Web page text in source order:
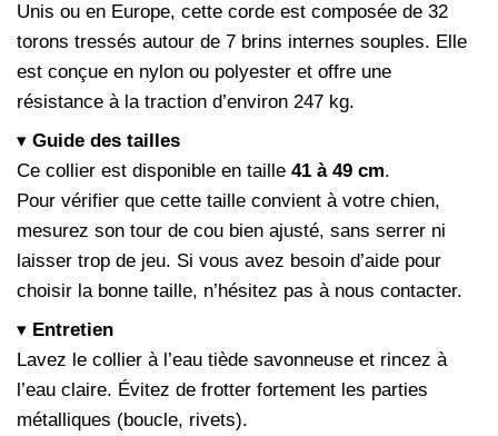
Unis ou en Europe, cette corde est composée de 32
torons tressés autour de 7 brins internes souples. Elle
est conçue en nylon ou polyester et offre une
résistance à la traction d’environ 247 kg.
▾ Guide des tailles
Ce collier est disponible en taille 41 à 49 cm.
Pour vérifier que cette taille convient à votre chien,
mesurez son tour de cou bien ajusté, sans serrer ni
laisser trop de jeu. Si vous avez besoin d’aide pour
choisir la bonne taille, n’hésitez pas à nous contacter.
▾ Entretien
Lavez le collier à l’eau tiède savonneuse et rincez à
l’eau claire. Évitez de frotter fortement les parties
métalliques (boucle, rivets).